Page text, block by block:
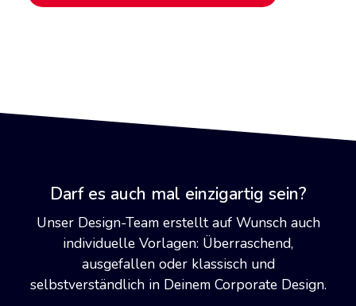
Darf es auch mal einzigartig sein?
Unser Design-Team erstellt auf Wunsch auch
individuelle Vorlagen: Überraschend,
ausgefallen oder klassisch und
selbstverständlich in Deinem Corporate Design.